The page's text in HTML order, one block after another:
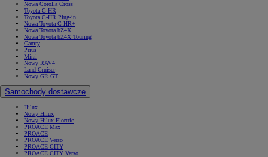
Nowa Corolla Cross
Toyota C-HR
Toyota C-HR Plug-in
Nowa Toyota C-HR+
Nowa Toyota bZ4X
Nowa Toyota bZ4X Touring
Camry
Prius
Mirai
Nowy RAV4
Land Cruiser
Nowy GR GT
Samochody dostawcze
Hilux
Nowy Hilux
Nowy Hilux Electric
PROACE Max
PROACE
PROACE Verso
PROACE CITY
PROACE CITY Verso